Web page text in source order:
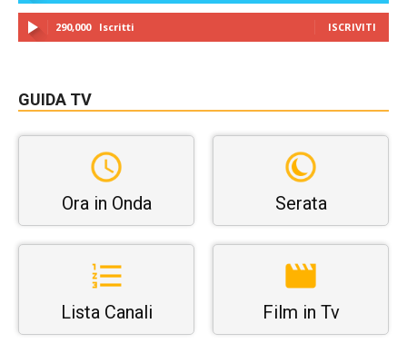
290,000 Iscritti ISCRIVITI
GUIDA TV
Ora in Onda Serata
Lista Canali Film in Tv